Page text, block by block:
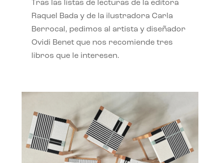
Tras las listas de lecturas de la editora
Raquel Bada y de la ilustradora Carla
Berrocal, pedimos al artista y diseñador
Ovidi Benet que nos recomiende tres
libros que le interesen.